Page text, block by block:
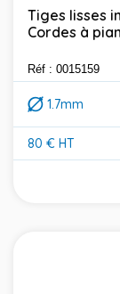
Tiges lisses
Cordes à
Réf : 0015159
1.7mm
80 € HT
Prix